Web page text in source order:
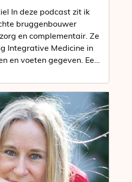
In deze podcast zit ik
bruggenbouwer
en complementair. Ze
Integrative Medicine in
en voeten gegeven. Een